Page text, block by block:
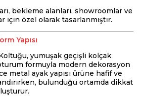
bekleme alanları, showroomlar ve
için özel olarak tasarlanmıştır.
Yapısı
yumuşak geçişli kolçak
formuyla modern dekorasyon
metal ayak yapısı ürüne hafif ve
bulunduğu ortamda dikkat